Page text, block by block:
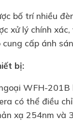
bố trí nhiều
xử lý chính
cung cấp ánh
bị:
WFH-201B
có thể điều
xạ 254nm và